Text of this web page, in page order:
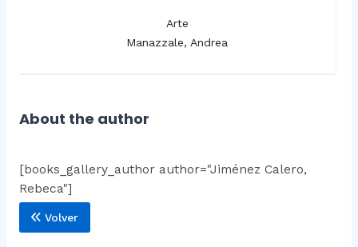
Arte
Manazzale, Andrea
About the author
[books_gallery_author author="Jiménez Calero,
Rebeca"]
Volver